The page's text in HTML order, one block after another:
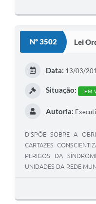
Nº 3502 Lei
Data: 13/03/
Situação: EM
Autoria:
DISPÕE SOBRE A
CARTAZES
PERIGOS DA
UNIDADES DA REDE
ALCOÓLICAS
PAULISTA